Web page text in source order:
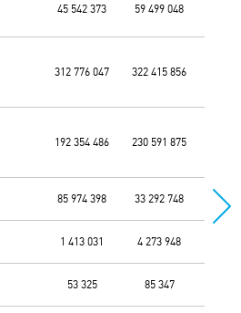
45 542 373 59 499 048
312 776 047 322 415 856
192 354 486 230 591 875
85 974 398 33 292 748
1 413 031 4 273 948
53 325 85 347